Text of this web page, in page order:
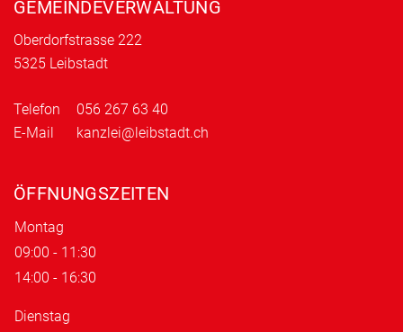
GEMEINDEVERWALTUNG
Oberdorfstrasse 222
5325 Leibstadt
Telefon
056 267 63 40
E-Mail
kanzlei@leibstadt.ch
ÖFFNUNGSZEITEN
Montag
09:00 - 11:30
14:00 - 16:30
Dienstag